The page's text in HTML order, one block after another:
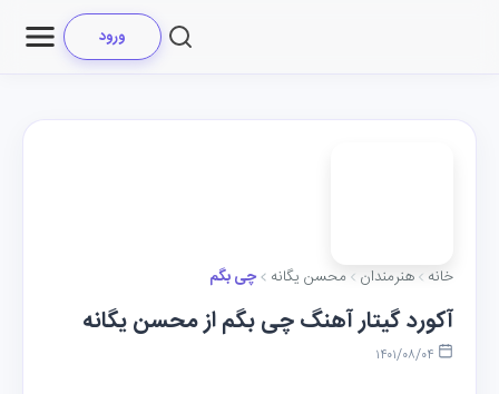
ورود
خانه هنرمندان محسن یگانه چی بگم
آکورد گیتار آهنگ چی بگم از محسن یگانه